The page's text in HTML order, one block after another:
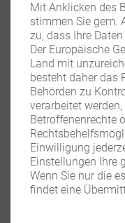
Hybridtechnologie
Zwei in Einem:
Wege-Videokopf
Videoaufnahmen
Versatzfreie
Klemmung am
Komplett aus
Abriebfeste
Kratzer und
Geeignet für
Videokameras
10 Jahre
Mit Anklicken des
stimmen Sie gem.
zu, dass Ihre
Der Europäische
Land mit
besteht daher das
Behörden zu
verarbeitet
Betroffenenrechte
Einwilligung
Einstellungen Ihre
Wenn Sie nur die
findet eine